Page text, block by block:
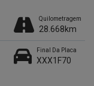
Quilometragem
28.668km
Final Da Placa
XXX1F70